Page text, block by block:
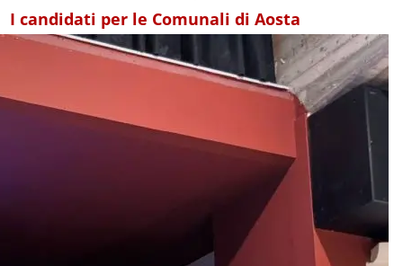
I candidati per le Comunali di Aosta